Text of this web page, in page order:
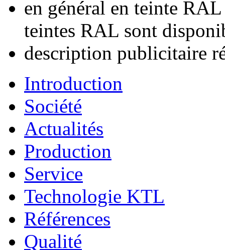
en général en teinte
teintes RAL sont
description publicitaire
Introduction
Société
Actualités
Production
Service
Technologie KTL
Références
Qualité